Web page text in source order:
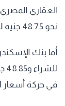
العقاري
نحو 48.75 جنيه للشراء و48.85 جنيه للبيع.
في حركة أسعار